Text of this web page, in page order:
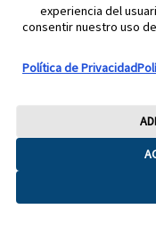
Aviso legal
Manuales
Declaración de Accesibilidad
Preferencias sobre cookies
Copyright © 2026 Abbott.
Consulte a su profesional
marcas relacionadas son
experiencia del
consentir nuestro uso
Política de Privacidad